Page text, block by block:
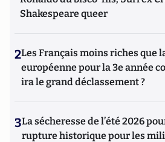
Shakespeare queer
2Les Français moins riches que
européenne pour la 3e année
ira le grand déclassement ?
3La sécheresse de l’été 2026
rupture historique pour les